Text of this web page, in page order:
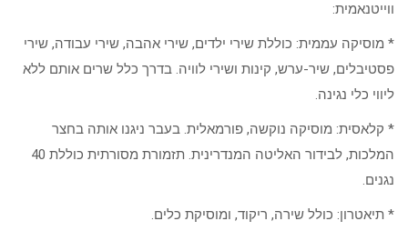
ווייטנאמית:
* מוסיקה עממית: כוללת שירי ילדים, שירי אהבה, שירי עבודה, שירי
פסטיבלים, שיר-ערש, קינות ושירי לוויה. בדרך כלל שרים אותם ללא
ליווי כלי נגינה.
* קלאסית: מוסיקה נוקשה, פורמאלית. בעבר ניגנו אותה בחצר
המלכות, לבידור האליטה המנדרינית. תזמורת מסורתית כוללת 40
נגנים.
* תיאטרון: כולל שירה, ריקוד, ומוסיקת כלים.